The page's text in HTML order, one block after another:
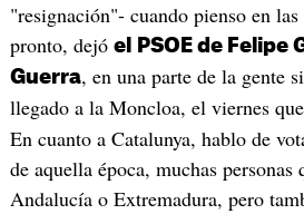
"resignación"- cuando pienso en
pronto, dejó el
PSOE de Felipe
Guerra, en una parte de la gente
llegado a la Moncloa, el viernes
En cuanto a Catalunya, hablo de
de aquella época, muchas personas
Andalucía o Extremadura, pero